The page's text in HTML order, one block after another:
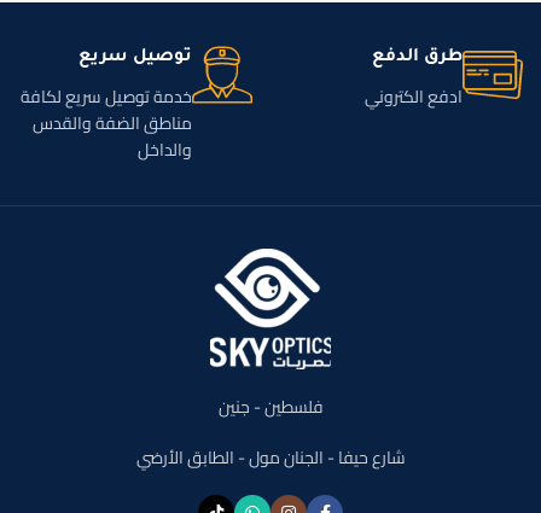
طرق الدفع
ادفع الكتروني
توصيل سريع
خدمة توصيل سريع لكافة
مناطق الضفة والقدس
والداخل
فلسطين - جنين
شارع حيفا - الجنان مول - الطابق الأرضي